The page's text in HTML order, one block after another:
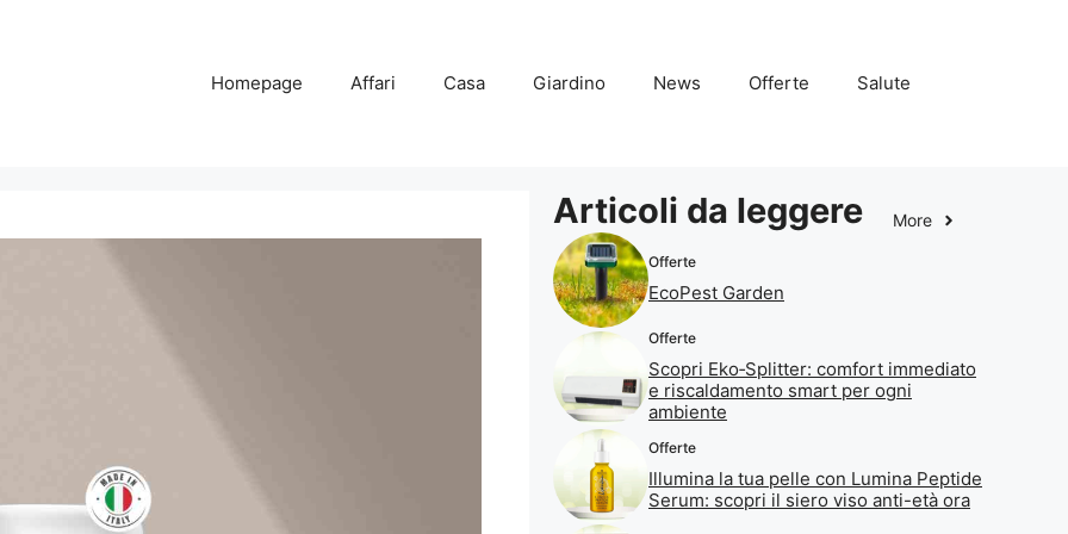
Homepage Affari Casa Giardino News Offerte Salute
Articoli da leggere More
Offerte
EcoPest Garden
Offerte
Scopri Eko‑Splitter: comfort immediato
e riscaldamento smart per ogni
ambiente
Offerte
Illumina la tua pelle con Lumina Peptide
Serum: scopri il siero viso anti-età ora